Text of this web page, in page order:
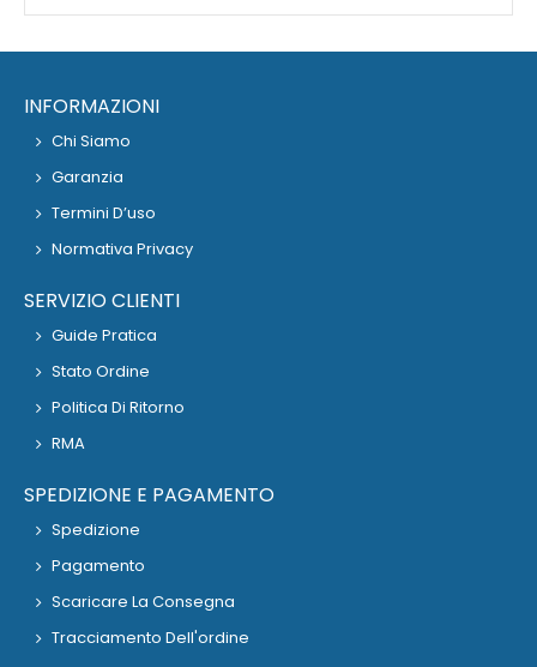
INFORMAZIONI
Chi Siamo
Garanzia
Termini D’uso
Normativa Privacy
SERVIZIO CLIENTI
Guide Pratica
Stato Ordine
Politica Di Ritorno
RMA
SPEDIZIONE E PAGAMENTO
Spedizione
Pagamento
Scaricare La Consegna
Tracciamento Dell'ordine